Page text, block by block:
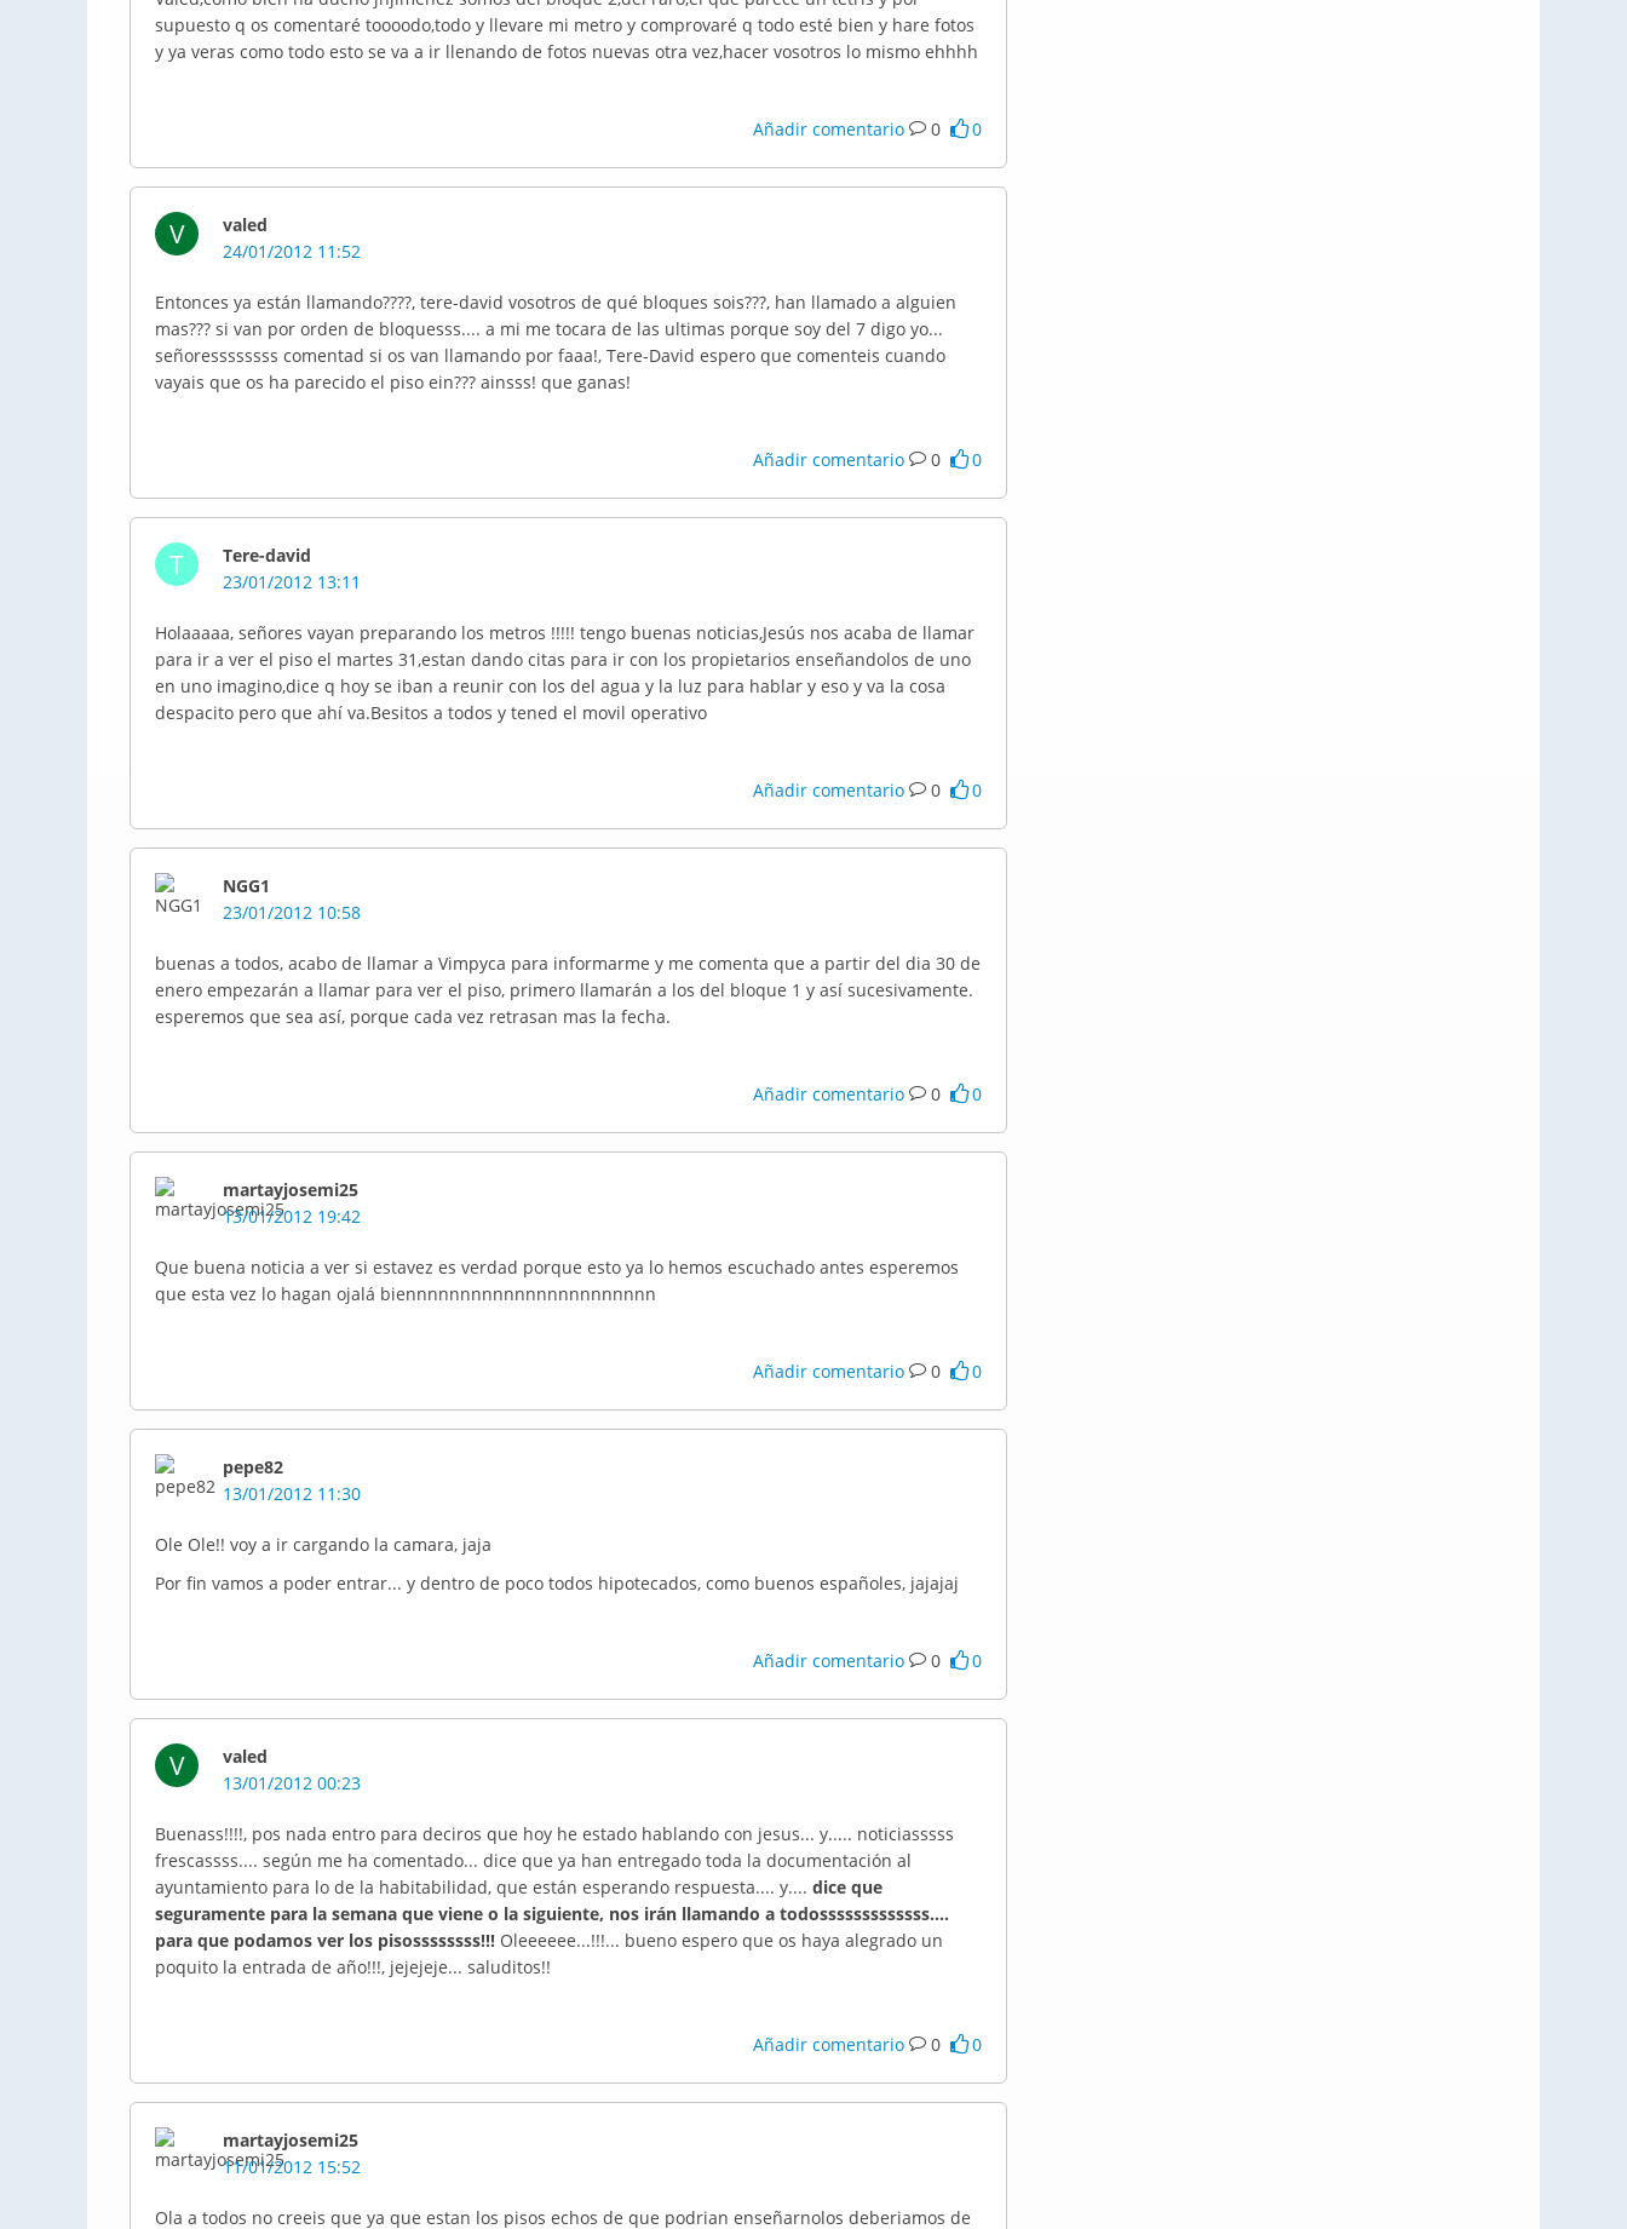
supuesto q os comentaré toooodo,todo y llevare mi metro y comprovaré q todo esté bien y hare fotos
y ya veras como todo esto se va a ir llenando de fotos nuevas otra vez,hacer vosotros lo mismo ehhhh
Añadir comentario 0 0
V
valed
24/01/2012 11:52
Entonces ya están llamando????, tere-david vosotros de qué bloques sois???, han llamado a alguien
mas??? si van por orden de bloquesss.... a mi me tocara de las ultimas porque soy del 7 digo yo...
señoressssssss comentad si os van llamando por faaa!, Tere-David espero que comenteis cuando
vayais que os ha parecido el piso ein??? ainsss! que ganas!
Añadir comentario 0 0
T
Tere-david
23/01/2012 13:11
Holaaaaa, señores vayan preparando los metros !!!!! tengo buenas noticias,Jesús nos acaba de llamar
para ir a ver el piso el martes 31,estan dando citas para ir con los propietarios enseñandolos de uno
en uno imagino,dice q hoy se iban a reunir con los del agua y la luz para hablar y eso y va la cosa
despacito pero que ahí va.Besitos a todos y tened el movil operativo
Añadir comentario 0 0
NGG1
23/01/2012 10:58
buenas a todos, acabo de llamar a Vimpyca para informarme y me comenta que a partir del dia 30 de
enero empezarán a llamar para ver el piso, primero llamarán a los del bloque 1 y así sucesivamente.
esperemos que sea así, porque cada vez retrasan mas la fecha.
Añadir comentario 0 0
martayjosemi25
13/01/2012 19:42
Que buena noticia a ver si estavez es verdad porque esto ya lo hemos escuchado antes esperemos
que esta vez lo hagan ojalá biennnnnnnnnnnnnnnnnnnnnnn
Añadir comentario 0 0
pepe82
13/01/2012 11:30
Ole Ole!! voy a ir cargando la camara, jaja
Por fin vamos a poder entrar... y dentro de poco todos hipotecados, como buenos españoles, jajajaj
Añadir comentario 0 0
V
valed
13/01/2012 00:23
Buenass!!!!, pos nada entro para deciros que hoy he estado hablando con jesus... y..... noticiasssss
frescassss.... según me ha comentado... dice que ya han entregado toda la documentación al
ayuntamiento para lo de la habitabilidad, que están esperando respuesta.... y.... dice que
seguramente para la semana que viene o la siguiente, nos irán llamando a todosssssssssssss....
para que podamos ver los pisossssssss!!! Oleeeeee...!!!... bueno espero que os haya alegrado un
poquito la entrada de año!!!, jejejeje... saluditos!!
Añadir comentario 0 0
martayjosemi25
11/01/2012 15:52
Ola a todos no creeis que ya que estan los pisos echos de que podrian enseñarnolos deberiamos de